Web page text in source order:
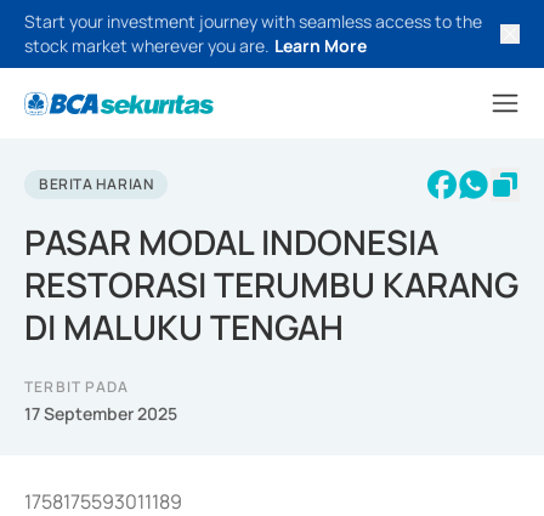
Start your investment journey with seamless access to the
stock market wherever you are. Learn More
BERITA HARIAN
PASAR MODAL INDONESIA
RESTORASI TERUMBU KARANG
DI MALUKU TENGAH
TERBIT PADA
17 September 2025
1758175593011189